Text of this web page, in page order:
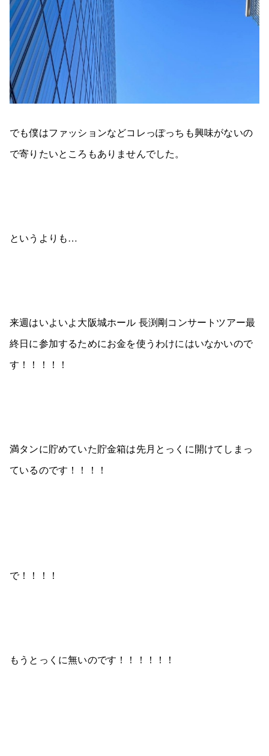
でも僕はファッションなどコレっぽっちも興味がないの
で寄りたいところもありませんでした。
というよりも…
来週はいよいよ大阪城ホール 長渕剛コンサートツアー最
終日に参加するためにお金を使うわけにはいなかいので
す！！！！！
満タンに貯めていた貯金箱は先月とっくに開けてしまっ
ているのです！！！！
で！！！！
もうとっくに無いのです！！！！！！